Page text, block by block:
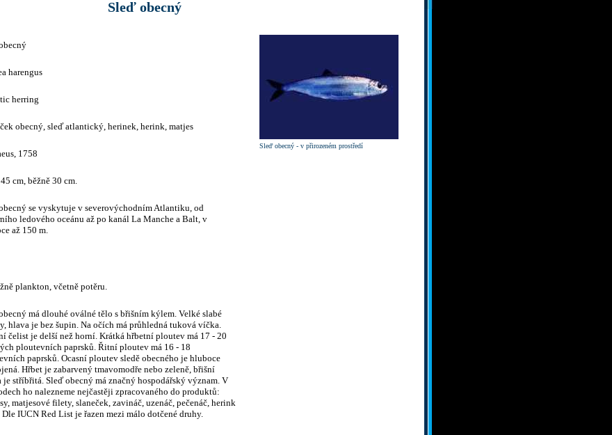
Sleď obecný
Sleď obecný - v přirozeném prostředí
harengus
herring
obecný, sleď atlantický, herinek, herink, matjes
1758
cm, běžně 30 cm.
se vyskytuje v severovýchodním Atlantiku, od
ledového oceánu až po kanál La Manche a Balt, v
až 150 m.
plankton, včetně potěru.
má dlouhé oválné tělo s břišním kýlem. Velké slabé
hlava je bez šupin. Na očích má průhledná tuková víčka.
čelist je delší než horní. Krátká hřbetní ploutev má 17 - 20
ploutevních paprsků. Řitní ploutev má 16 - 18
paprsků. Ocasní ploutev sledě obecného je hluboce
Hřbet je zabarvený tmavomodře nebo zeleně, břišní
je stříbřitá. Sleď obecný má značný hospodářský význam. V
ho nalezneme nejčastěji zpracovaného do produktů:
matjesové filety, slaneček, zavináč, uzenáč, pečenáč, herink
Dle IUCN Red List je řazen mezi málo dotčené druhy.